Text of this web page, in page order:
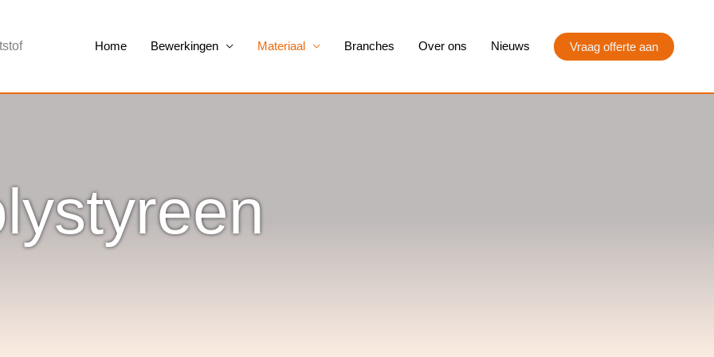
Home Bewerkingen Materiaal Branches Over ons Nieuws Vraag offerte aan